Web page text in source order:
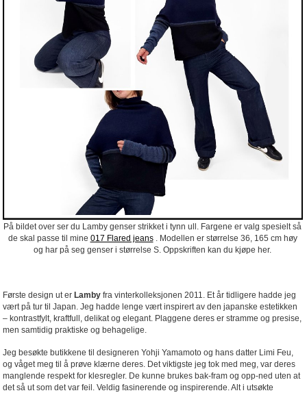
På bildet over ser du Lamby genser strikket i tynn ull. Fargene er valg spesielt så
de skal passe til mine 017 Flared jeans. Modellen er størrelse 36, 165 cm høy
og har på seg genser i størrelse S. Oppskriften kan du kjøpe her.
Første design ut er Lambyfra vinterkolleksjonen 2011. Et år tidligere hadde jeg
vært på tur til Japan. Jeg hadde lenge vært inspirert av den japanske estetikken
– kontrastfylt, kraftfull, delikat og elegant. Plaggene deres er stramme og presise,
men samtidig praktiske og behagelige.
Jeg besøkte butikkene til designeren Yohji Yamamoto og hans datter Limi Feu,
og våget meg til å prøve klærne deres. Det viktigste jeg tok med meg, var deres
manglende respekt for klesregler. De kunne brukes bak-fram og opp-ned uten at
det så ut som det var feil. Veldig fasinerende og inspirerende. Alt i utsøkte